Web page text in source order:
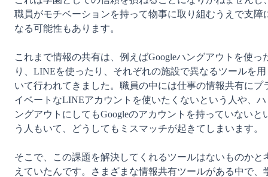
職員がモチベーションを持って物事に取り組むうえで支障
なる可能性もあります。
これまで情報の共有は、例えばGoogleハングアウトを使っ
り、LINEを使ったり、それぞれの施設で異なるツールを用
いて行われてきました。職員の中には仕事の情報共有にプ
イベートなLINEアカウントを使いたくないという人や、ハ
ングアウトにしてもGoogleのアカウントを持っていないと
う人もいて、どうしてもミスマッチが起きてしまいます。
そこで、この課題を解決してくれるツールはないものかと
えていたんです。さまざまな情報共有ツールがある中で、